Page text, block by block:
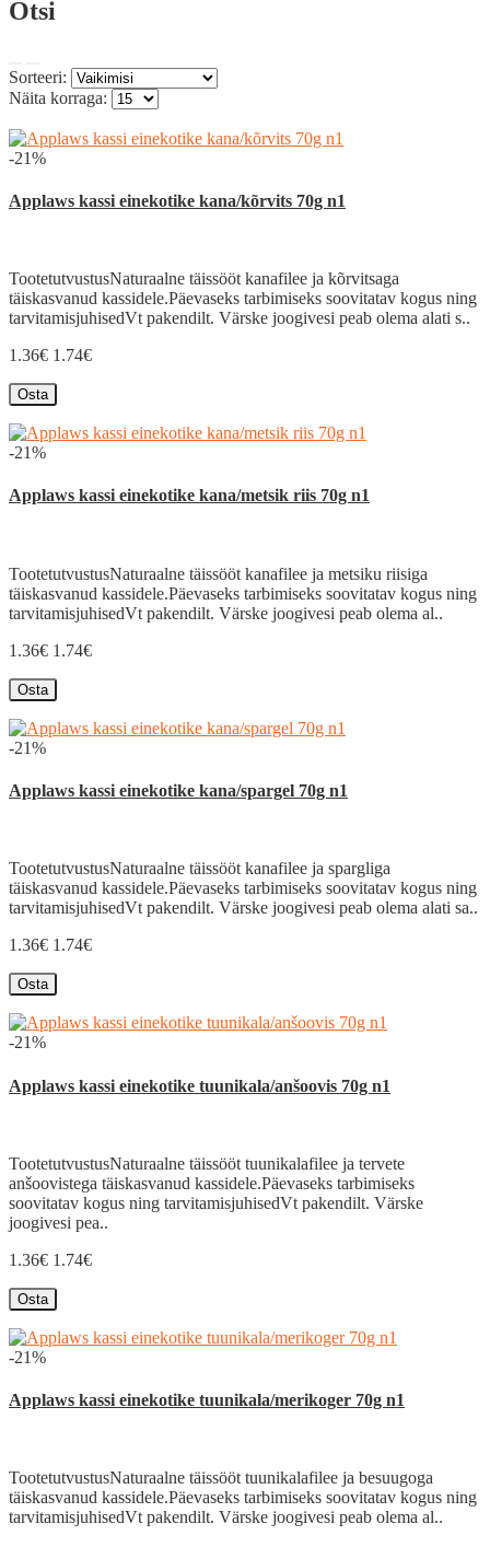
Otsi
Sorteeri:
Näita korraga:
-21%
Applaws kassi einekotike kana/kõrvits 70g n1
TootetutvustusNaturaalne täissööt kanafilee ja kõrvitsaga
täiskasvanud kassidele.Päevaseks tarbimiseks soovitatav kogus ning
tarvitamisjuhisedVt pakendilt. Värske joogivesi peab olema alati s..
1.36€ 1.74€
Osta
-21%
Applaws kassi einekotike kana/metsik riis 70g n1
TootetutvustusNaturaalne täissööt kanafilee ja metsiku riisiga
täiskasvanud kassidele.Päevaseks tarbimiseks soovitatav kogus ning
tarvitamisjuhisedVt pakendilt. Värske joogivesi peab olema al..
1.36€ 1.74€
Osta
-21%
Applaws kassi einekotike kana/spargel 70g n1
TootetutvustusNaturaalne täissööt kanafilee ja spargliga
täiskasvanud kassidele.Päevaseks tarbimiseks soovitatav kogus ning
tarvitamisjuhisedVt pakendilt. Värske joogivesi peab olema alati sa..
1.36€ 1.74€
Osta
-21%
Applaws kassi einekotike tuunikala/anšoovis 70g n1
TootetutvustusNaturaalne täissööt tuunikalafilee ja tervete
anšoovistega täiskasvanud kassidele.Päevaseks tarbimiseks
soovitatav kogus ning tarvitamisjuhisedVt pakendilt. Värske
joogivesi pea..
1.36€ 1.74€
Osta
-21%
Applaws kassi einekotike tuunikala/merikoger 70g n1
TootetutvustusNaturaalne täissööt tuunikalafilee ja besuugoga
täiskasvanud kassidele.Päevaseks tarbimiseks soovitatav kogus ning
tarvitamisjuhisedVt pakendilt. Värske joogivesi peab olema al..